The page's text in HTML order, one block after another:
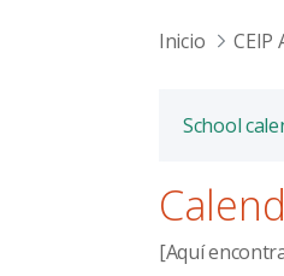
Inicio CEIP
School
[Aquí